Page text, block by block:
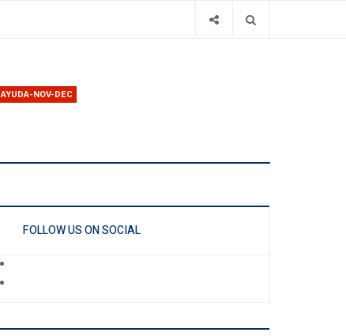
AYUDA-NOV-DEC
FOLLOW US ON SOCIAL